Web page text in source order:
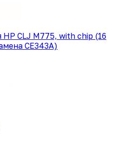
HP CLJ M775, with chip (16
CE343A)